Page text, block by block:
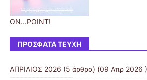
ΩΝ...POINT!
ΠΡΌΣΦΑΤΑ ΤΕΎΧΗ
AΠΡΙΛΙΟΣ 2026 (5 άρθρα) (09 Απρ 2026 )